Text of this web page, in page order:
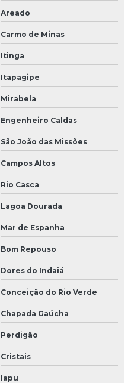
Areado
Carmo de Minas
Itinga
Itapagipe
Mirabela
Engenheiro Caldas
São João das Missões
Campos Altos
Rio Casca
Lagoa Dourada
Mar de Espanha
Bom Repouso
Dores do Indaiá
Conceição do Rio Verde
Chapada Gaúcha
Perdigão
Cristais
Iapu